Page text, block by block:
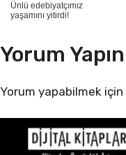
Ünlü edebiyatçımız
yaşamını yitirdi!
Yorum Yapın
Yorum yapabilmek için